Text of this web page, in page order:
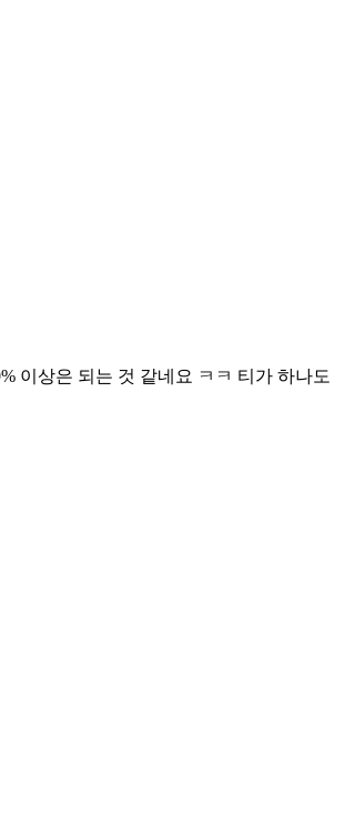
이상은 되는 것 같네요 ㅋㅋ 티가 하나도